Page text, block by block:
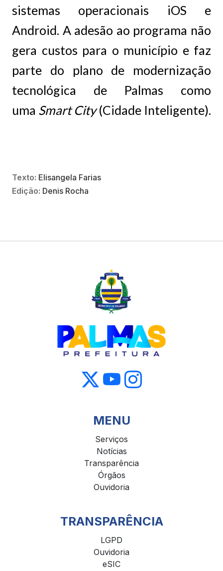
sistemas operacionais iOS e
Android. A adesão ao programa não
gera custos para o município e faz
parte do plano de modernização
tecnológica de Palmas como
uma Smart City(Cidade Inteligente).
Texto: Elisangela Farias
Edição: Denis Rocha
MENU
Serviços
Notícias
Transparência
Órgãos
Ouvidoria
TRANSPARÊNCIA
LGPD
Ouvidoria
eSIC